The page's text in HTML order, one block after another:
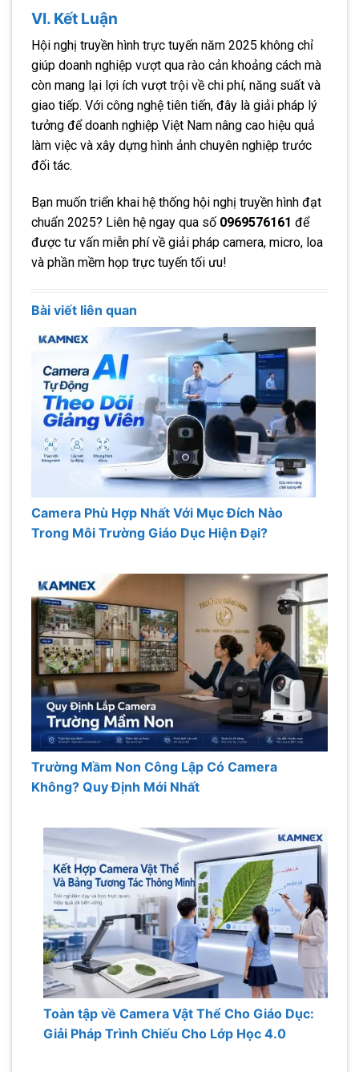
VI. Kết Luận
Hội nghị truyền hình trực tuyến năm 2025 không chỉ
giúp doanh nghiệp vượt qua rào cản khoảng cách mà
còn mang lại lợi ích vượt trội về chi phí, năng suất và
giao tiếp. Với công nghệ tiên tiến, đây là giải pháp lý
tưởng để doanh nghiệp Việt Nam nâng cao hiệu quả
làm việc và xây dựng hình ảnh chuyên nghiệp trước
đối tác.
Bạn muốn triển khai hệ thống hội nghị truyền hình đạt
chuẩn 2025? Liên hệ ngay qua số 0969576161 để
được tư vấn miễn phí về giải pháp camera, micro, loa
và phần mềm họp trực tuyến tối ưu!
Bài viết liên quan
Camera Phù Hợp Nhất Với Mục Đích Nào
Trong Môi Trường Giáo Dục Hiện Đại?
Trường Mầm Non Công Lập Có Camera
Không? Quy Định Mới Nhất
Toàn tập về Camera Vật Thể Cho Giáo Dục:
Giải Pháp Trình Chiếu Cho Lớp Học 4.0